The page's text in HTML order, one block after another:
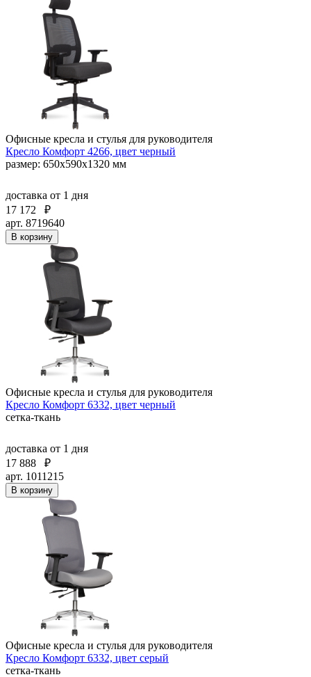
Офисные кресла и стулья для руководителя
Кресло Комфорт 4266, цвет черный
размер: 650х590х1320 мм
доставка от 1 дня
17 172
₽
арт. 8719640
В корзину
Офисные кресла и стулья для руководителя
Кресло Комфорт 6332, цвет черный
сетка-ткань
доставка от 1 дня
17 888
₽
арт. 1011215
В корзину
Офисные кресла и стулья для руководителя
Кресло Комфорт 6332, цвет серый
сетка-ткань